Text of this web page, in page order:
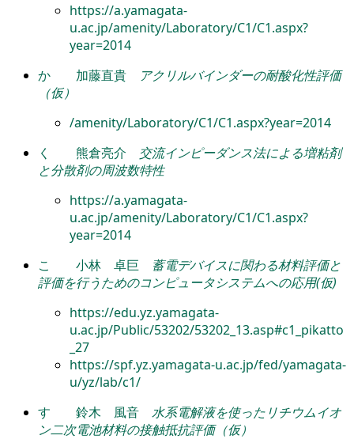
https://a.yamagata-
u.ac.jp/amenity/Laboratory/C1/C1.aspx?
year=2014
か
加藤直貴
アクリルバインダーの耐酸化性評価
（仮）
/amenity/Laboratory/C1/C1.aspx?year=2014
く
熊倉亮介
交流インピーダンス法による増粘剤
と分散剤の周波数特性
https://a.yamagata-
u.ac.jp/amenity/Laboratory/C1/C1.aspx?
year=2014
こ
小林 卓巨
蓄電デバイスに関わる材料評価と
評価を行うためのコンピュータシステムへの応用(仮)
https://edu.yz.yamagata-
u.ac.jp/Public/53202/53202_13.asp#c1_pikatto
_27
https://spf.yz.yamagata-u.ac.jp/fed/yamagata-
u/yz/lab/c1/
す
鈴木 風音
水系電解液を使ったリチウムイオ
ン二次電池材料の接触抵抗評価（仮）